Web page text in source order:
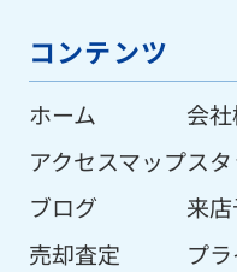
コンテンツ
ホーム
アクセスマップ
ブログ
売却査定
会
ス
来
プ